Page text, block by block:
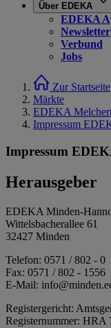
Über EDEKA
EDEKA
Newsletter
Verbund
Jobs
Zur Startseite
Märkte
EDEKA
Impressum
Impressum
Herausgeber
EDEKA Minden-
Wittelsbacherallee 61
32427 Minden
Telefon: 0571 / 802 - 0
Fax: 0571 / 802 - 1556
E-Mail:
Registergericht:
Registernummer: HRA